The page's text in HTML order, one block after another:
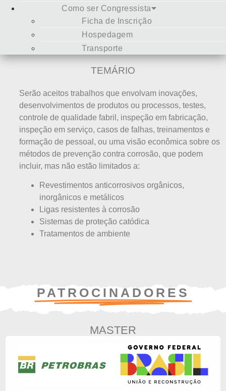
Como ser Congressista
Ficha de Inscrição
Hospedagem
Transporte
TEMÁRIO
Serão aceitos trabalhos que envolvam inovações,
desenvolvimentos de produtos ou processos, testes,
controle de qualidade fabril, inspeção em fabricação,
inspeção em serviço, casos de falhas, treinamentos e
formação de pessoal, ou uma visão econômica sobre os
métodos de prevenção contra corrosão, que podem
incluir, mas não estão limitados a:
Revestimentos anticorrosivos orgânicos,
inorgânicos e metálicos
Ligas resistentes à corrosão
Sistemas de proteção catódica
Tratamentos de ambiente
PATROCINADORES
MASTER